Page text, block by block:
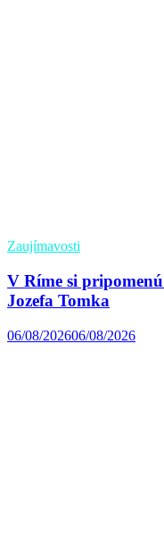
Zaujímavosti
V Ríme si
Jozefa Tomka
06/08/202606/08/2026